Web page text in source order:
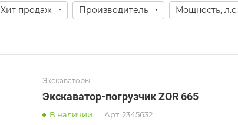
Хит продаж Производитель Мощность, л.с.
Экскаваторы
Экскаватор-погрузчик ZOR 665
В наличии Арт. 2345632